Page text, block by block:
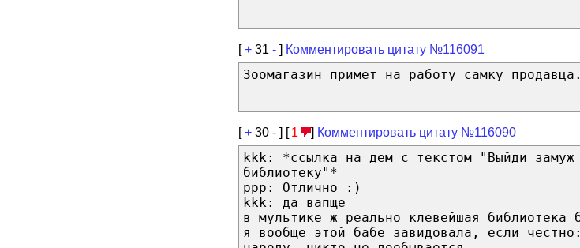
[+ 31 - ] Комментировать цитату №116091
Зоомагазин примет на работу самку продавца.
[+ 30 - ] [ 1 ] Комментировать цитату №116090
kkk: *ссылка на дем с текстом "Выйди замуж
библиотеку"*
ppp: Отлично :)
kkk: да вапще
в мультике ж рeально клевейшая библиотека
я вообще этой бабе завидовала, если